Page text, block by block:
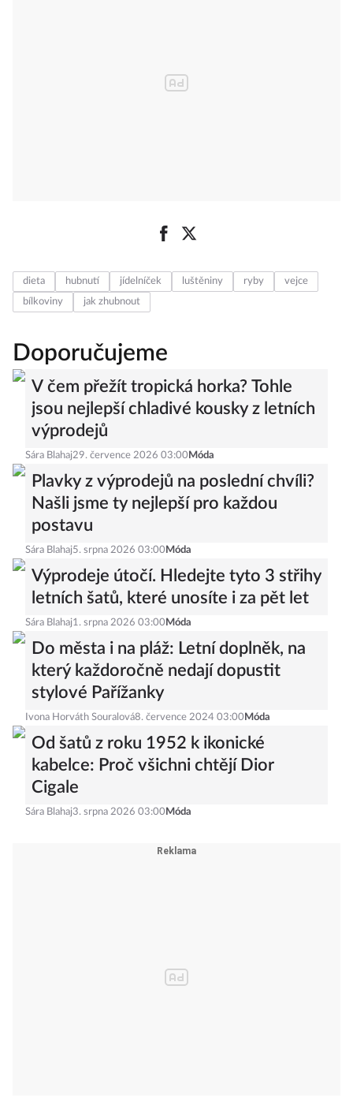
dieta hubnutí jídelníček luštěniny ryby
vejce
bílkoviny
jak zhubnout
Doporučujeme
V čem přežít tropická horka? Tohle
jsou nejlepší chladivé kousky z letních
výprodejů
Sára Blahaj29. července 2026 03:00 Móda
Plavky z výprodejů na poslední chvíli?
Našli jsme ty nejlepší pro každou
postavu
Sára Blahaj5. srpna 2026 03:00 Móda
Výprodeje útočí. Hledejte tyto 3 střihy
letních šatů, které unosíte i za pět let
Sára Blahaj1. srpna 2026 03:00 Móda
Do města i na pláž: Letní doplněk, na
který každoročně nedají dopustit
stylové Pařížanky
Ivona Horváth Souralová8. července 2024 03:00 Móda
Od šatů z roku 1952 k ikonické
kabelce: Proč všichni chtějí Dior
Cigale
Sára Blahaj3. srpna 2026 03:00 Móda